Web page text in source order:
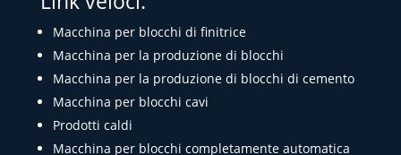
Macchina per blocchi di finitrice
Macchina per la produzione di blocchi
Macchina per la produzione di blocchi di cemento
Macchina per blocchi cavi
Prodotti caldi
Macchina per blocchi completamente automatica